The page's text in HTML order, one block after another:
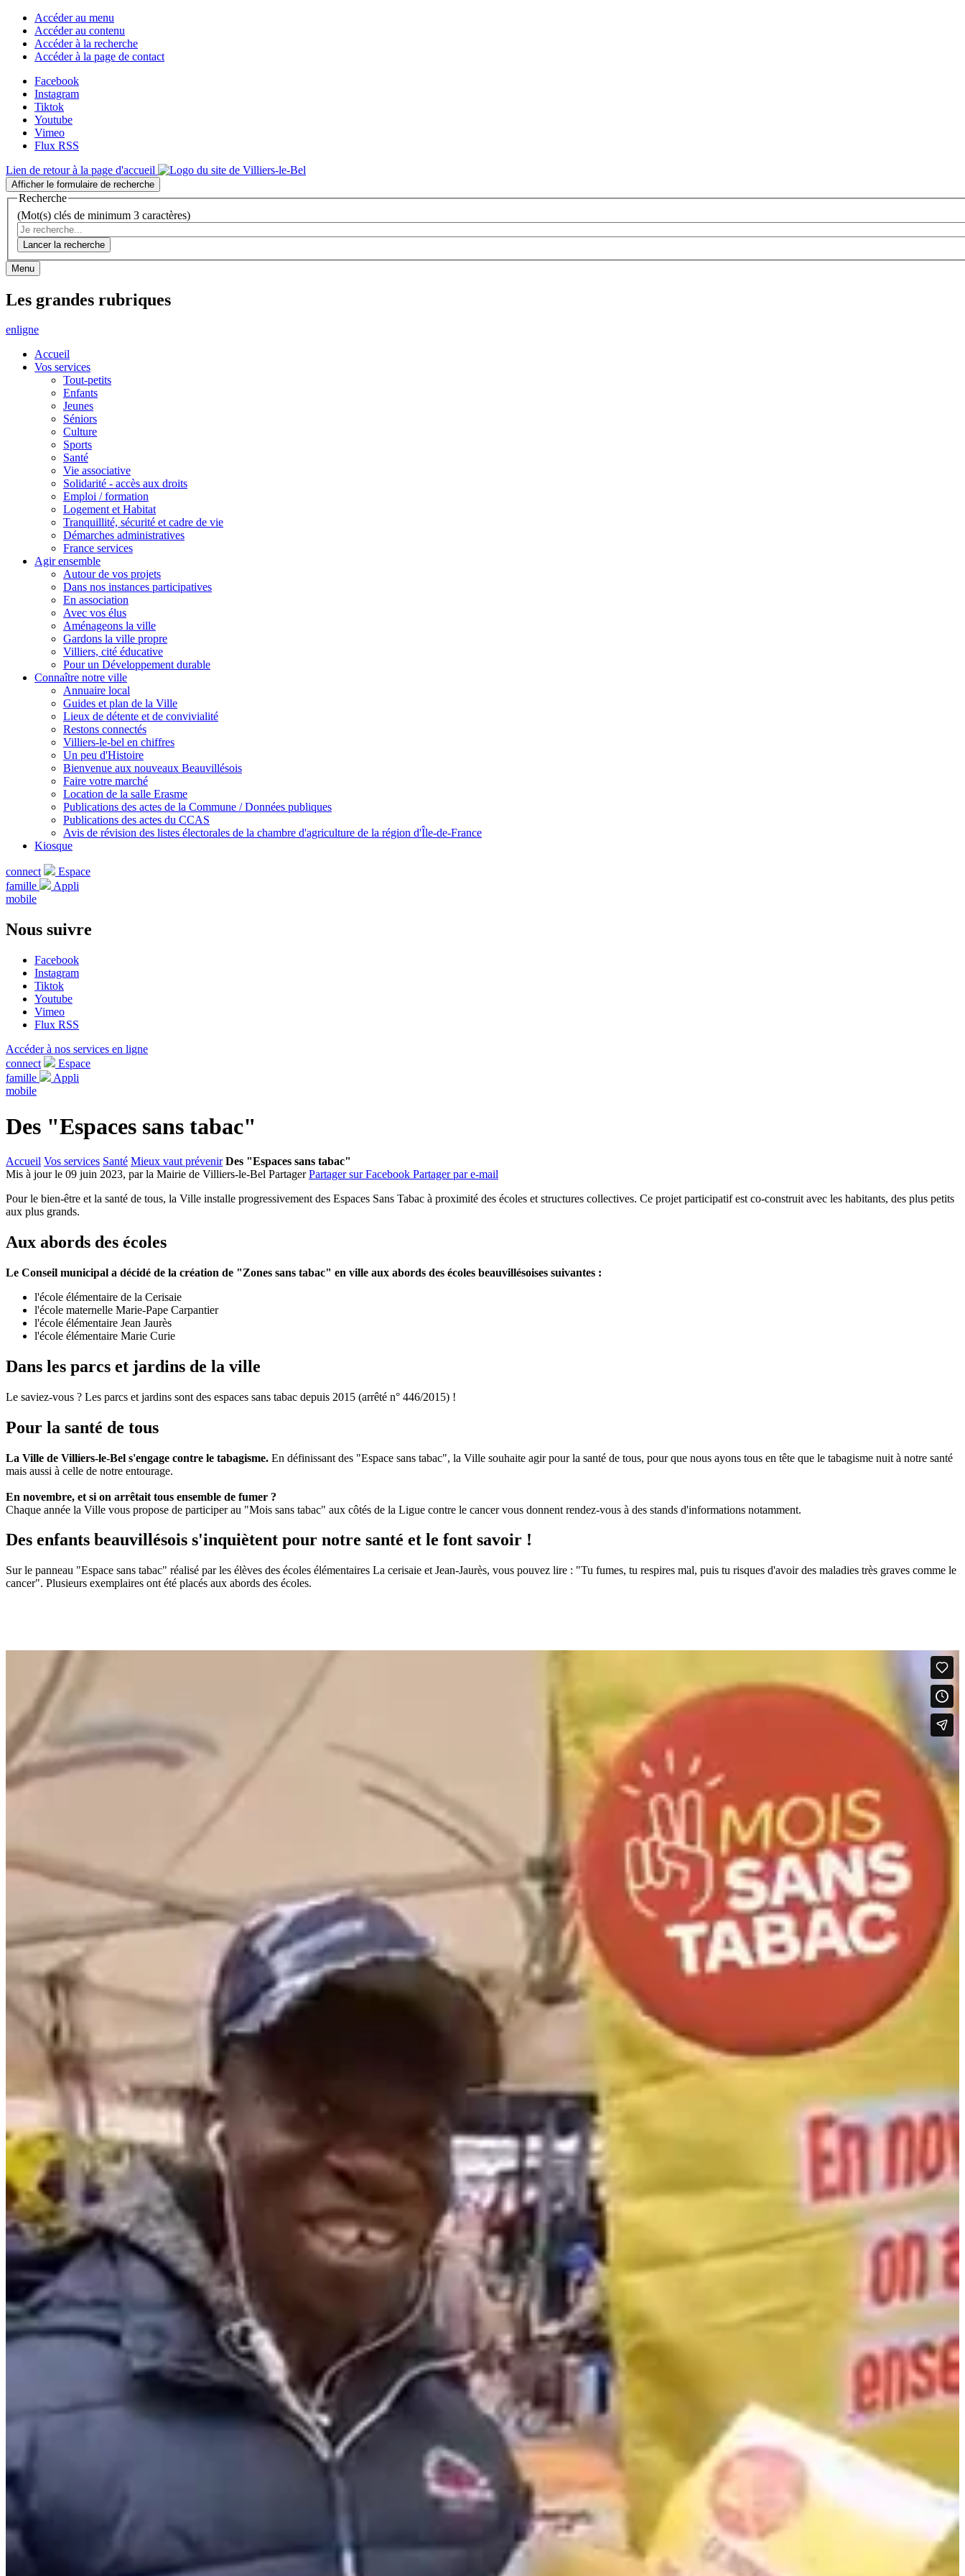
Accéder au menu
Accéder au contenu
Accéder à la recherche
Accéder à la page de contact
Facebook
Instagram
Tiktok
Youtube
Vimeo
Flux RSS
Lien de retour à la page d'accueil
Afficher le formulaire de recherche
Recherche
(Mot(s) clés de minimum 3 caractères)
Lancer la recherche
Menu
Les grandes rubriques
enligne
Accueil
Vos services
Tout-petits
Enfants
Jeunes
Séniors
Culture
Sports
Santé
Vie associative
Solidarité - accès aux droits
Emploi / formation
Logement et Habitat
Tranquillité, sécurité et cadre de vie
Démarches administratives
France services
Agir ensemble
Autour de vos projets
Dans nos instances participatives
En association
Avec vos élus
Aménageons la ville
Gardons la ville propre
Villiers, cité éducative
Pour un Développement durable
Connaître notre ville
Annuaire local
Guides et plan de la Ville
Lieux de détente et de convivialité
Restons connectés
Villiers-le-bel en chiffres
Un peu d'Histoire
Bienvenue aux nouveaux Beauvillésois
Faire votre marché
Location de la salle Erasme
Publications des actes de la Commune / Données publiques
Publications des actes du CCAS
Avis de révision des listes électorales de la chambre d'agriculture de la région d'Île-de-France
Kiosque
connect
Espace
famille
Appli
mobile
Nous suivre
Facebook
Instagram
Tiktok
Youtube
Vimeo
Flux RSS
Accéder à nos services en ligne
connect
Espace
famille
Appli
mobile
Des "Espaces sans tabac"
Accueil Vos services Santé Mieux vaut prévenir Des "Espaces sans tabac"
Mis à jour le 09 juin 2023, par la Mairie de Villiers-le-Bel Partager Partager sur Facebook Partager par e-mail
Pour le bien-être et la santé de tous, la Ville installe progressivement des Espaces Sans Tabac à proximité des écoles et structures collectives. Ce projet participatif est co-construit avec les habitants, des plus petits
aux plus grands.
Aux abords des écoles
Le Conseil municipal a décidé de la création de "Zones sans tabac" en ville aux abords des écoles beauvillésoises suivantes :
l'école élémentaire de la Cerisaie
l'école maternelle Marie-Pape Carpantier
l'école élémentaire Jean Jaurès
l'école élémentaire Marie Curie
Dans les parcs et jardins de la ville
Le saviez-vous ? Les parcs et jardins sont des espaces sans tabac depuis 2015 (arrêté n° 446/2015) !
Pour la santé de tous
La Ville de Villiers-le-Bel s'engage contre le tabagisme. En définissant des "Espace sans tabac", la Ville souhaite agir pour la santé de tous, pour que nous ayons tous en tête que le tabagisme nuit à notre santé
mais aussi à celle de notre entourage.
En novembre, et si on arrêtait tous ensemble de fumer ?
Chaque année la Ville vous propose de participer au "Mois sans tabac" aux côtés de la Ligue contre le cancer vous donnent rendez-vous à des stands d'informations notamment.
Des enfants beauvillésois s'inquiètent pour notre santé et le font savoir !
Sur le panneau "Espace sans tabac" réalisé par les élèves des écoles élémentaires La cerisaie et Jean-Jaurès, vous pouvez lire : "Tu fumes, tu respires mal, puis tu risques d'avoir des maladies très graves comme le
cancer". Plusieurs exemplaires ont été placés aux abords des écoles.